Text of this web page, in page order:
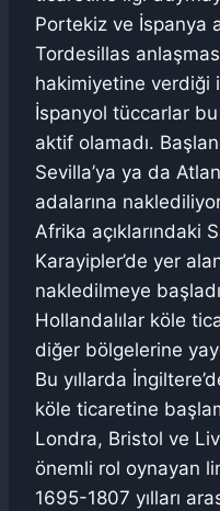
Portekiz ve İspanya
Tordesillas
hakimiyetine verdiği
İspanyol tüccarlar
aktif olamadı.
Sevilla’ya ya da
adalarına
Afrika açıklarındaki
Karayipler’de yer
nakledilmeye
Hollandalılar köle
diğer bölgelerine
Bu yıllarda
köle ticaretine
Londra, Bristol ve
önemli rol oynayan
1695-1807 yılları